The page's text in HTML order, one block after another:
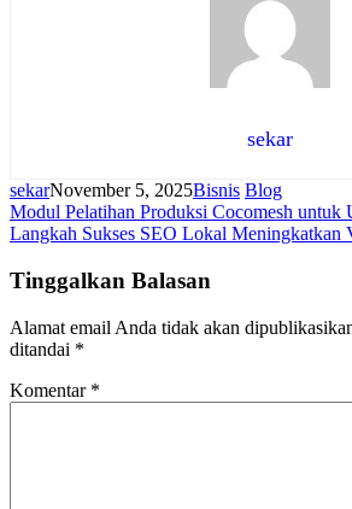
sekar
sekarNovember 5, 2025Bisnis Blog
Navigasi
pos
Modul Pelatihan Produksi Cocomesh untuk
Langkah Sukses SEO Lokal Meningkatkan
Tinggalkan Balasan
Alamat email Anda tidak akan
ditandai *
Komentar *